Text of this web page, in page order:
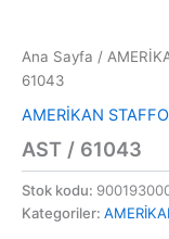
Ana Sayfa /
61043
AMERİKAN
AST / 61043
Stok kodu:
Kategoriler: